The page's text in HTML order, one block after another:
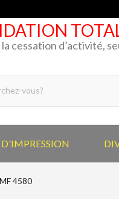
la cessation d’activité,
4580